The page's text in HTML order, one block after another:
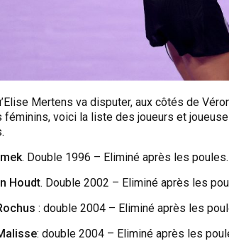
Mertens va disputer, aux côtés de
féminins, voici la liste des joueurs et
. Double 1996 – Eliminé après les poules.
Houdt. Double 2002 – Eliminé après les
: double 2004 – Eliminé après les
: double 2004 – Eliminé après les